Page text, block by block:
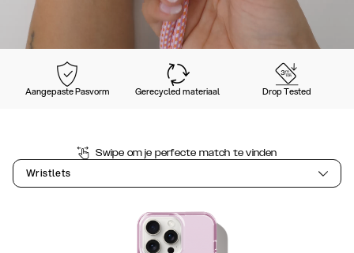
Aangepaste Pasvorm Gerecycled materiaal Drop Tested
Swipe om je perfecte match te vinden
Wristlets